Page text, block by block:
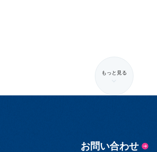
もっと見る
お問い合わせ